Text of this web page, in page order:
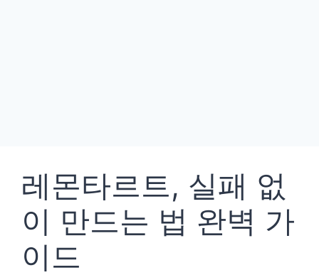
레몬타르트, 실패 없
이 만드는 법 완벽 가
이드